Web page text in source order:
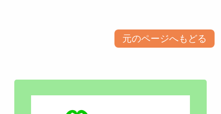
元のページへもどる